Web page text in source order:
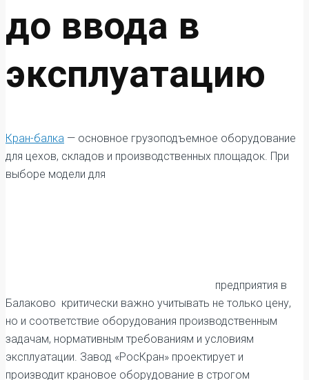
до ввода в
эксплуатацию
Кран-балка — основное грузоподъемное оборудование
для цехов, складов и производственных площадок. При
выборе модели для
предприятия в
Балаково критически важно учитывать не только цену,
но и соответствие оборудования производственным
задачам, нормативным требованиям и условиям
эксплуатации. Завод «РосКран» проектирует и
производит крановое оборудование в строгом